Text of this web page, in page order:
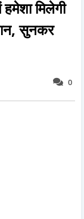
मिलेगी
सुनकर
0